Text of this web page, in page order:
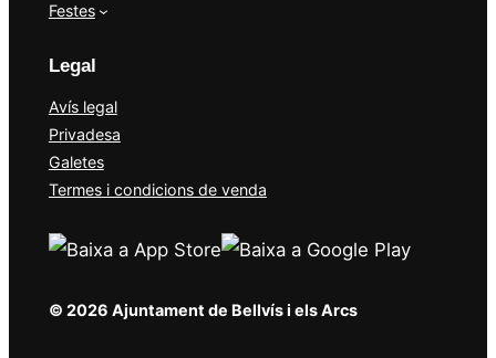
Festes
Legal
Avís legal
Privadesa
Galetes
Termes i condicions de venda
© 2026 Ajuntament de Bellvís i els Arcs